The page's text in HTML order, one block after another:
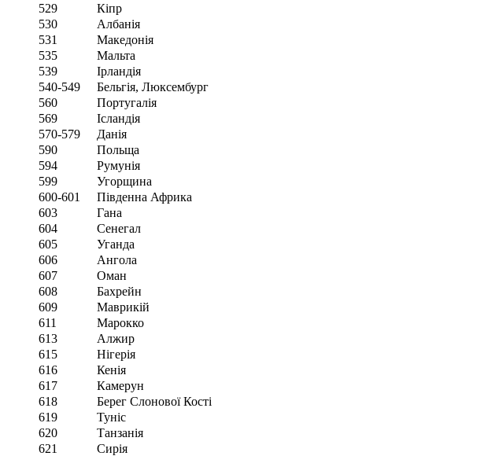
529
Кіпр
530
Албанія
531
Македонія
535
Мальта
539
Ірландія
540-549
Бельгія, Люксембург
560
Португалія
569
Ісландія
570-579
Данія
590
Польща
594
Румунія
599
Угорщина
600-601
Південна Африка
603
Гана
604
Сенегал
605
Уганда
606
Ангола
607
Оман
608
Бахрейн
609
Маврикій
611
Марокко
613
Алжир
615
Нігерія
616
Кенія
617
Камерун
618
Берег Слонової Кості
619
Туніс
620
Танзанія
621
Сирія